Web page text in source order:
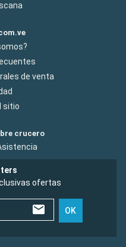
de venta
sitio
crucero
ofertas
OK